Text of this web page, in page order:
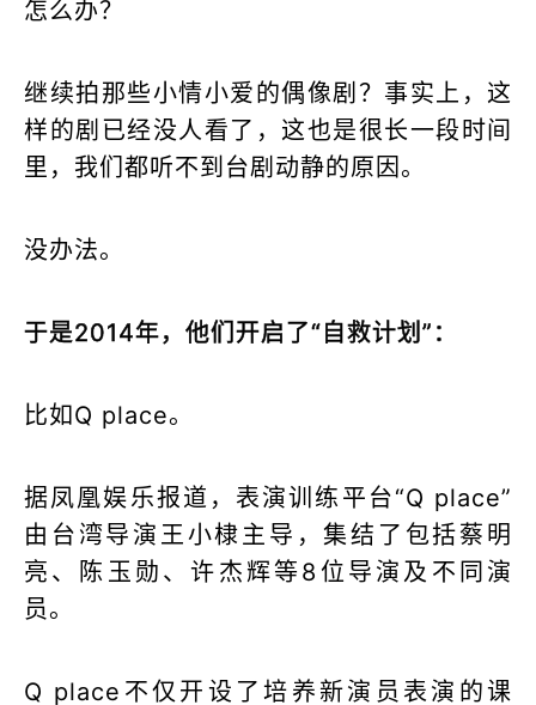
继续拍那些小情小爱的偶像剧？事实上，这
样的剧已经没人看了，这也是很长一段时间
里，我们都听不到台剧动静的原因。
没办法。
于是2014年，他们开启了“自救计划”：
比如Q place。
据凤凰娱乐报道，表演训练平台“Q place”
由台湾导演王小棣主导，集结了包括蔡明
亮、陈玉勋、许杰辉等8位导演及不同演
员。
Q place不仅开设了培养新演员表演的课